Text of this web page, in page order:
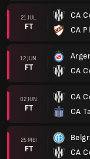
21 JUL.
FT
CA
CA
12 JUN.
FT
CA
02 JUN.
FT
CA
CA
25 MEI
FT
CA